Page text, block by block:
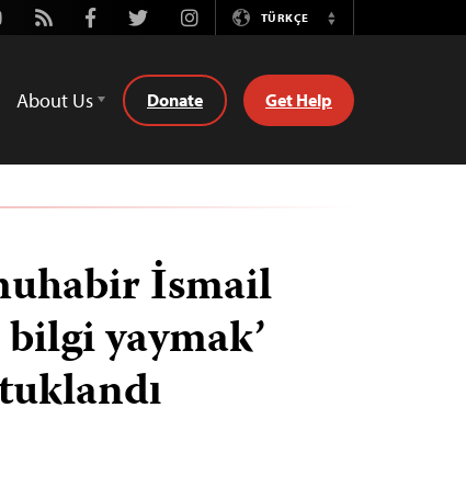
Rss FacebookTwitterInstagramTÜRKÇE
Switch
About Us Donate Get Help
İsmail
bilgi yaymak’